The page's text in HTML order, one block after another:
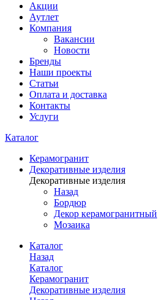
Акции
Аутлет
Компания
Вакансии
Новости
Бренды
Наши проекты
Статьи
Оплата и доставка
Контакты
Услуги
Каталог
Керамогранит
Декоративные изделия
Декоративные изделия
Назад
Бордюр
Декор керамогранитный
Мозаика
Каталог
Назад
Каталог
Керамогранит
Декоративные изделия